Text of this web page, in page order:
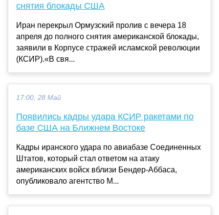
снятия блокады США
Иран перекрыл Ормузский пролив с вечера 18
апреля до полного снятия американской блокады,
заявили в Корпусе стражей исламской революции
(КСИР).«В свя...
17:00, 28 Май
Появились кадры удара КСИР ракетами по
базе США на Ближнем Востоке
Кадры иранского удара по авиабазе Соединенных
Штатов, который стал ответом на атаку
американских войск вблизи Бендер-Аббаса,
опубликовало агентство M...